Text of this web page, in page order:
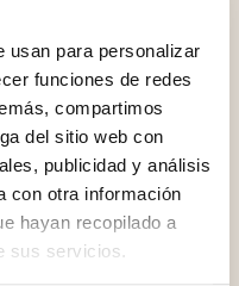
usan para personalizar
funciones de redes
compartimos
del sitio web con
publicidad y análisis
con otra información
hayan recopilado a
sus servicios.
29680